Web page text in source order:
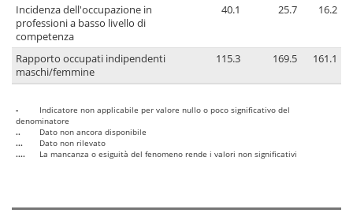
Incidenza dell'occupazione in
professioni a basso livello di
competenza
40.1 25.7 16.2
Rapporto occupati indipendenti
maschi/femmine
115.3 169.5 161.1
-
Indicatore non applicabile per valore nullo o poco significativo del
denominatore
..
Dato non ancora disponibile
...
Dato non rilevato
....
La mancanza o esiguità del fenomeno rende i valori non significativi